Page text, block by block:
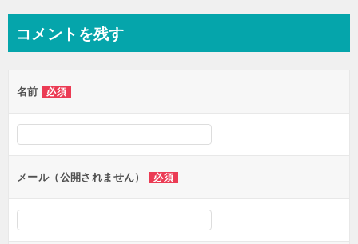
コメントを残す
名前 必須
メール（公開されません） 必須